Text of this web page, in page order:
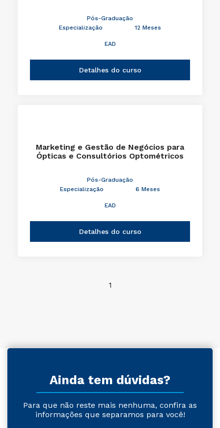
Pós-Graduação
Especialização
12 Meses
EAD
Detalhes do curso
Marketing e Gestão de Negócios para
Ópticas e Consultórios Optométricos
Pós-Graduação
Especialização
6 Meses
EAD
Detalhes do curso
1
Ainda tem dúvidas?
Para que não reste mais nenhuma, confira as
informações que separamos para você!